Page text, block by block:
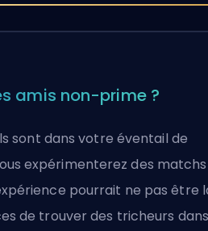
amis non-prime ?
sont dans votre éventail de
expérimenterez des matchs
pourrait ne pas être
de trouver des tricheurs